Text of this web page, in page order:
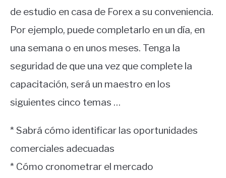
de estudio en casa de Forex a su conveniencia.
Por ejemplo, puede completarlo en un día, en
una semana o en unos meses. Tenga la
seguridad de que una vez que complete la
capacitación, será un maestro en los
siguientes cinco temas …
* Sabrá cómo identificar las oportunidades
comerciales adecuadas
* Cómo cronometrar el mercado